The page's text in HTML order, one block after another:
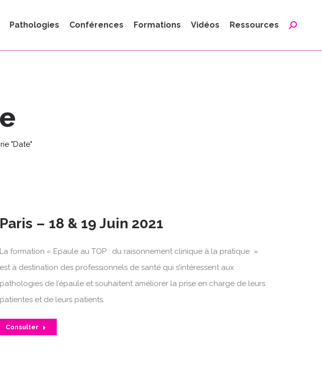
Pathologies Conférences Formations Vidéos Ressources
"Date"
Paris – 18 & 19 Juin 2021
La formation « Epaule au TOP : du raisonnement clinique à la pratique »
est à destination des professionnels de santé qui s’intéressent aux
pathologies de l’épaule et souhaitent améliorer la prise en charge de leurs
patientes et de leurs patients.
Consulter